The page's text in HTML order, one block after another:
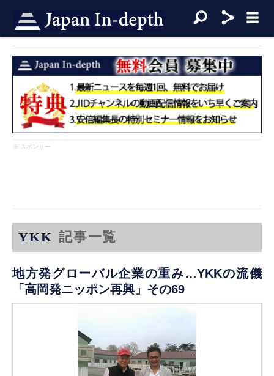
※ スポンサー
YKK 記事一覧
地方発グローバル企業の重み…YKKの流儀
「高岡発ニッポン再興」その69